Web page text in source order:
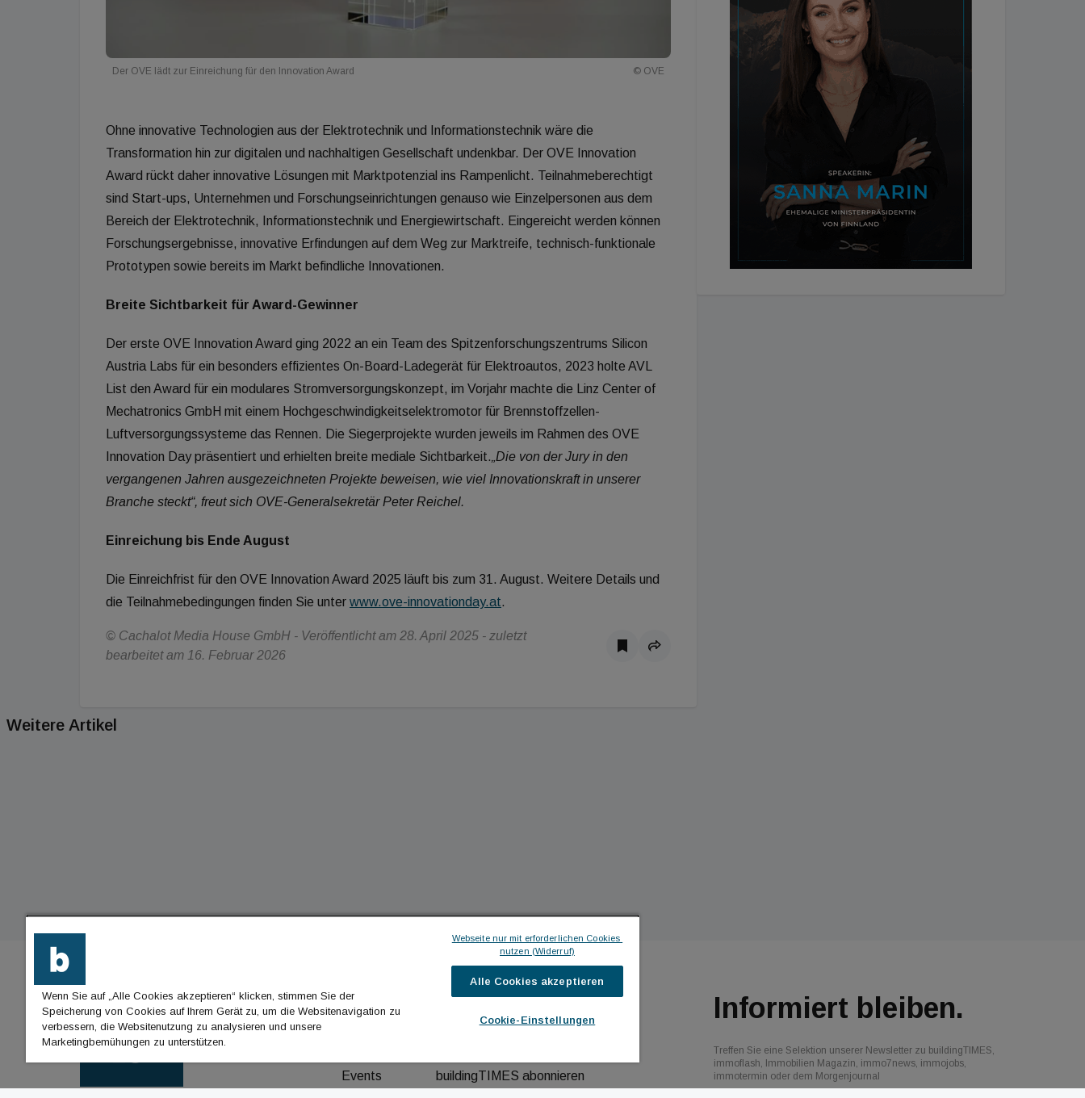
Der OVE lädt zur Einreichung für den Innovation Award © OVE
Ohne innovative Technologien aus der Elektrotechnik und Informationstechnik wäre die
Transformation hin zur digitalen und nachhaltigen Gesellschaft undenkbar. Der OVE Innovation
Award rückt daher innovative Lösungen mit Marktpotenzial ins Rampenlicht. Teilnahmeberechtigt
sind Start-ups, Unternehmen und Forschungseinrichtungen genauso wie Einzelpersonen aus dem
Bereich der Elektrotechnik, Informationstechnik und Energiewirtschaft. Eingereicht werden können
Forschungsergebnisse, innovative Erfindungen auf dem Weg zur Marktreife, technisch-funktionale
Prototypen sowie bereits im Markt befindliche Innovationen.
Breite Sichtbarkeit für Award-Gewinner
Der erste OVE Innovation Award ging 2022 an ein Team des Spitzenforschungszentrums Silicon
Austria Labs für ein besonders effizientes On-Board-Ladegerät für Elektroautos, 2023 holte AVL
List den Award für ein modulares Stromversorgungskonzept, im Vorjahr machte die Linz Center of
Mechatronics GmbH mit einem Hochgeschwindigkeitselektromotor für Brennstoffzellen-
Luftversorgungssysteme das Rennen. Die Siegerprojekte wurden jeweils im Rahmen des OVE
Innovation Day präsentiert und erhielten breite mediale Sichtbarkeit. „Die von der Jury in den
vergangenen Jahren ausgezeichneten Projekte beweisen, wie viel Innovationskraft in unserer
Branche steckt“, freut sich OVE-Generalsekretär Peter Reichel.
Einreichung bis Ende August
Die Einreichfrist für den OVE Innovation Award 2025 läuft bis zum 31. August. Weitere Details und
die Teilnahmebedingungen finden Sie unter www.ove-innovationday.at.
© Cachalot Media House GmbH - Veröffentlicht am 28. April 2025 - zuletzt
bearbeitet am 16. Februar 2026
Weitere Artikel
BUILDINGTIMES
Events
ICH MÖCHTE ...
buildingTIMES abonnieren
Informiert bleiben.
Treffen Sie eine Selektion unserer Newsletter zu buildingTIMES,
immoflash, Immobilien Magazin, immo7news, immojobs,
immotermin oder dem Morgenjournal
Wenn Sie auf „Alle Cookies akzeptieren“ klicken, stimmen Sie der
Speicherung von Cookies auf Ihrem Gerät zu, um die Websitenavigation zu
verbessern, die Websitenutzung zu analysieren und unsere
Marketingbemühungen zu unterstützen.
Webseite nur mit erforderlichen Cookies
nutzen (Widerruf)
Alle Cookies akzeptieren
Cookie-Einstellungen